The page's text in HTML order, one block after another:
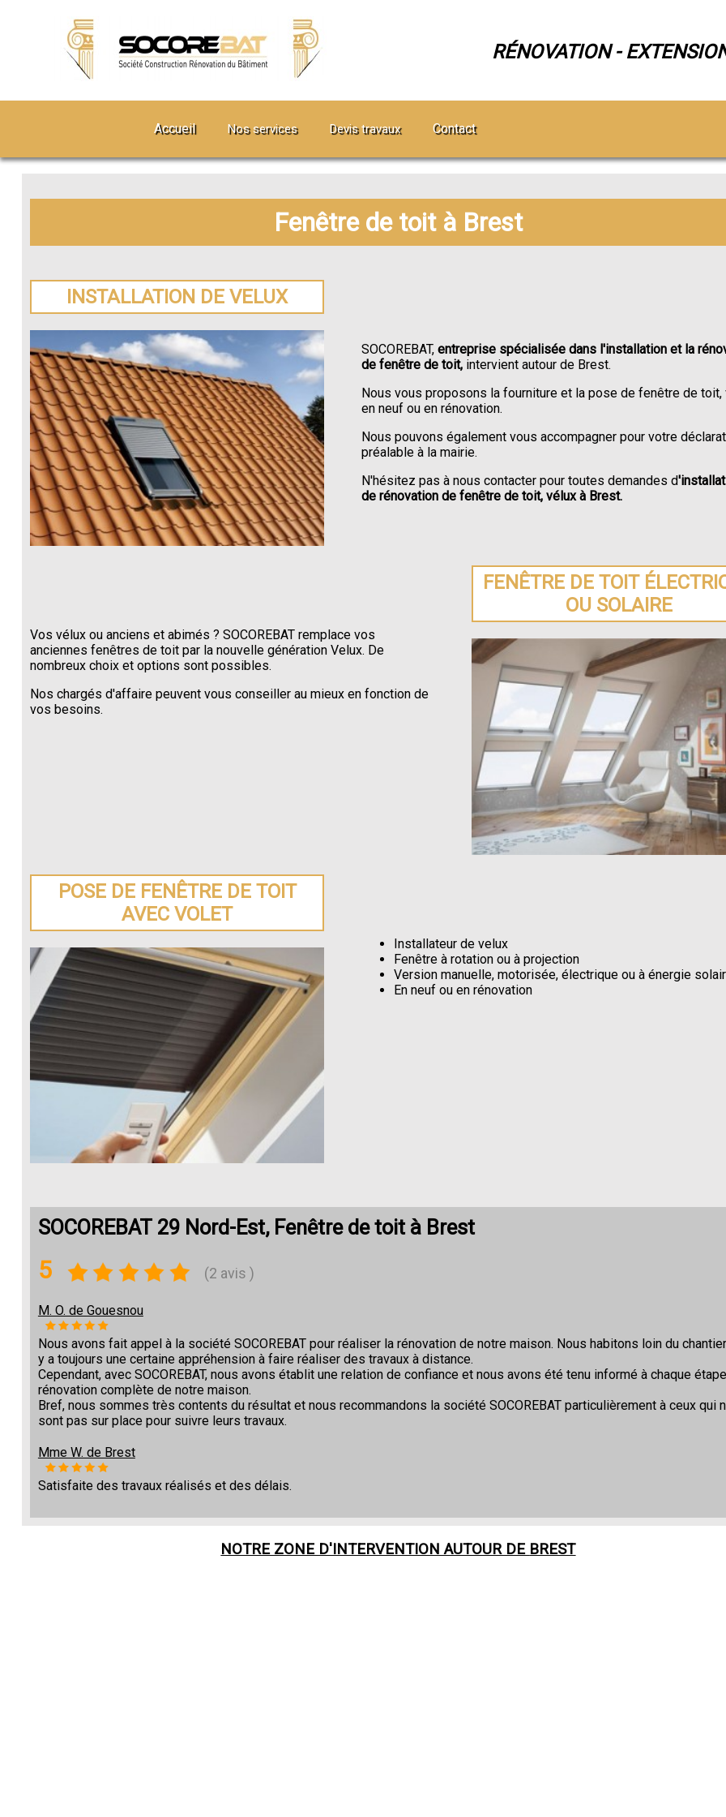
RÉNOVATION -
Accueil Nos services Devis travaux Contact
Fenêtre de toit à Brest
INSTALLATION DE VELUX
SOCOREBAT, entreprise spécialisée dans l'installation et la
de fenêtre de toit, intervient autour de Brest.
Nous vous proposons la fourniture et la pose de fenêtre de toit,
en neuf ou en rénovation.
Nous pouvons également vous accompagner pour votre
préalable à la mairie.
N'hésitez pas à nous contacter pour toutes demandes d
de rénovation de fenêtre de toit, vélux à Brest.
FENÊTRE DE TOIT
OU SOLAIRE
Vos vélux ou anciens et abimés ? SOCOREBAT remplace vos
anciennes fenêtres de toit par la nouvelle génération Velux. De
nombreux choix et options sont possibles.
Nos chargés d'affaire peuvent vous conseiller au mieux en fonction de
vos besoins.
POSE DE FENÊTRE DE TOIT
AVEC VOLET
Installateur de velux
Fenêtre à rotation ou à projection
Version manuelle, motorisée, électrique ou à énergie
En neuf ou en rénovation
SOCOREBAT 29 Nord-Est, Fenêtre de toit à Brest
5 (2 avis )
M. O. de Gouesnou
Nous avons fait appel à la société SOCOREBAT pour réaliser la rénovation de notre maison. Nous habitons loin du
y a toujours une certaine appréhension à faire réaliser des travaux à distance.
Cependant, avec SOCOREBAT, nous avons établit une relation de confiance et nous avons été tenu informé à chaque
rénovation complète de notre maison.
Bref, nous sommes très contents du résultat et nous recommandons la société SOCOREBAT particulièrement à ceux qui
sont pas sur place pour suivre leurs travaux.
Mme W. de Brest
Satisfaite des travaux réalisés et des délais.
NOTRE ZONE D'INTERVENTION AUTOUR DE BREST